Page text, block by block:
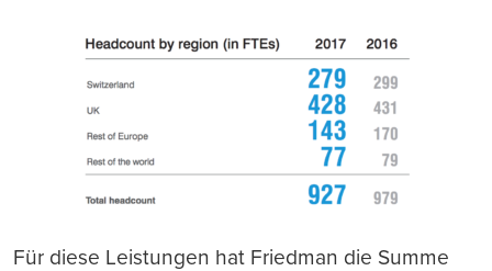
Für diese Leistungen hat Friedman die Summe